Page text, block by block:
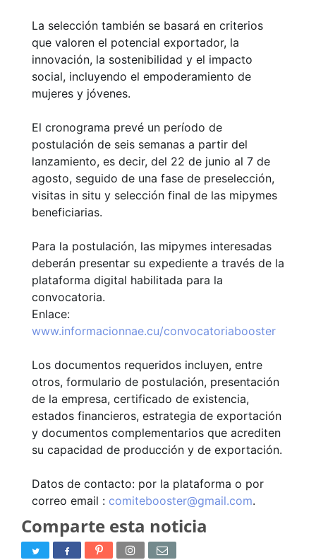
La selección también se basará en criterios
que valoren el potencial exportador, la
innovación, la sostenibilidad y el impacto
social, incluyendo el empoderamiento de
mujeres y jóvenes.
El cronograma prevé un período de
postulación de seis semanas a partir del
lanzamiento, es decir, del 22 de junio al 7 de
agosto, seguido de una fase de preselección,
visitas in situ y selección final de las mipymes
beneficiarias.
Para la postulación, las mipymes interesadas
deberán presentar su expediente a través de la
plataforma digital habilitada para la
convocatoria.
Enlace:
www.informacionnae.cu/convocatoriabooster
Los documentos requeridos incluyen, entre
otros, formulario de postulación, presentación
de la empresa, certificado de existencia,
estados financieros, estrategia de exportación
y documentos complementarios que acrediten
su capacidad de producción y de exportación.
Datos de contacto: por la plataforma o por
correo email : comitebooster@gmail.com.
Comparte esta noticia